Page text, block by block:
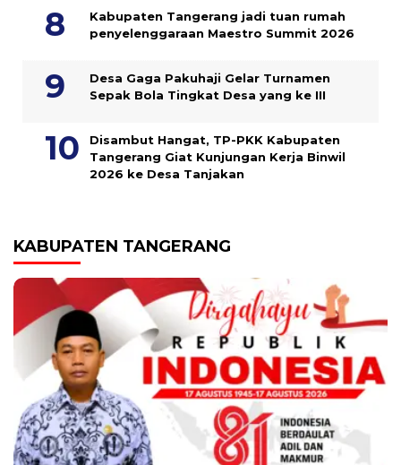
Kabupaten Tangerang jadi tuan rumah
penyelenggaraan Maestro Summit 2026
Desa Gaga Pakuhaji Gelar Turnamen
Sepak Bola Tingkat Desa yang ke III
Disambut Hangat, TP-PKK Kabupaten
Tangerang Giat Kunjungan Kerja Binwil
2026 ke Desa Tanjakan
KABUPATEN TANGERANG